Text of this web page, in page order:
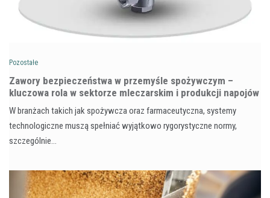
Pozostałe
Zawory bezpieczeństwa w przemyśle spożywczym –
kluczowa rola w sektorze mleczarskim i produkcji napojów
W branżach takich jak spożywcza oraz farmaceutyczna, systemy
technologiczne muszą spełniać wyjątkowo rygorystyczne normy,
szczególnie…